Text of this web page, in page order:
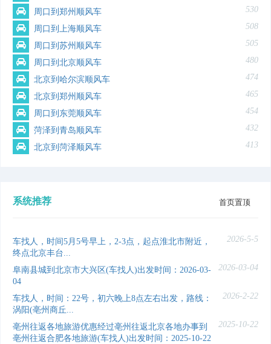
周口到郑州顺风车 530
周口到上海顺风车 508
周口到苏州顺风车 505
周口到北京顺风车 480
北京到哈尔滨顺风车 474
北京到郑州顺风车 465
周口到东莞顺风车 454
菏泽到青岛顺风车 432
北京到菏泽顺风车 413
系统推荐 首页置顶
车找人，时间5月5号早上，2-3点，起点淮北市附近，
终点北京丰台...
2026-5-5
阜南县城到北京市大兴区(车找人)出发时间：2026-03-
04
2026-03-04
车找人，时间：22号，初六晚上8点左右出发，路线：
涡阳(亳州商丘...
2026-2-22
亳州往返各地旅游优惠经过亳州往返北京各地办事到
亳州往返合肥各地旅游(车找人)出发时间：2025-10-22
2025-10-22